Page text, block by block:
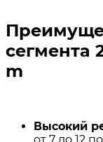
сегмента
m
Высокий
от 7 до 12